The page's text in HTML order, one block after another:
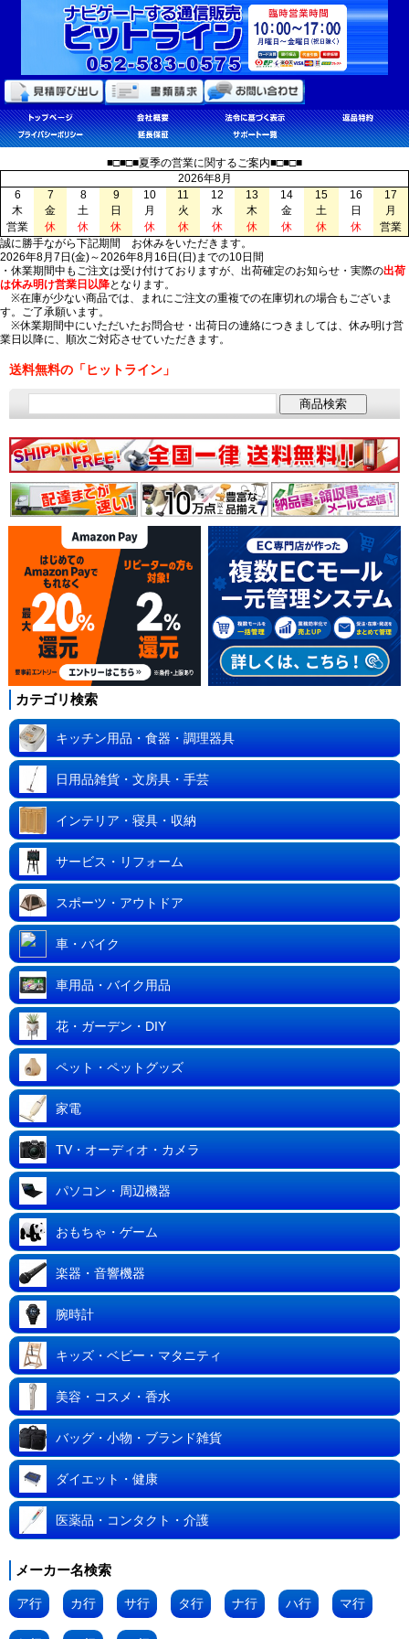
■□■□■夏季の営業に関するご案内■□■□■
2026年8月
6
7 8 9 10 11 12 13 14 15 16
17
木
金 土 日 月 火 水 木 金 土 日
月
営業
休 休 休 休 休 休 休 休 休 休
営業
誠に勝手ながら下記期間 お休みをいただきます。
2026年8月7日(金)～2026年8月16日(日)までの10日間
・休業期間中もご注文は受け付けておりますが、出荷確定のお知らせ・実際の出荷
は休み明け営業日以降となります。
※在庫が少ない商品では、まれにご注文の重複での在庫切れの場合もございま
す。ご了承願います。
※休業期間中にいただいたお問合せ・出荷日の連絡につきましては、休み明け営
業日以降に、順次ご対応させていただきます。
送料無料の「ヒットライン」
カテゴリ検索
キッチン用品・食器・調理器具
日用品雑貨・文房具・手芸
インテリア・寝具・収納
サービス・リフォーム
スポーツ・アウトドア
車・バイク
車用品・バイク用品
花・ガーデン・DIY
ペット・ペットグッズ
家電
TV・オーディオ・カメラ
パソコン・周辺機器
おもちゃ・ゲーム
楽器・音響機器
腕時計
キッズ・ベビー・マタニティ
美容・コスメ・香水
バッグ・小物・ブランド雑貨
ダイエット・健康
医薬品・コンタクト・介護
メーカー名検索
ア行 カ行 サ行 タ行 ナ行 ハ行 マ行